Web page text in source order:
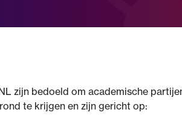
zijn bedoeld om academische
te krijgen en zijn gericht op: